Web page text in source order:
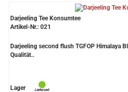
Darjeeling Tee Konsumtee
Artikel-Nr.: 021
Darjeeling second flush TGFOP Himalaya
Qualität..
Lager